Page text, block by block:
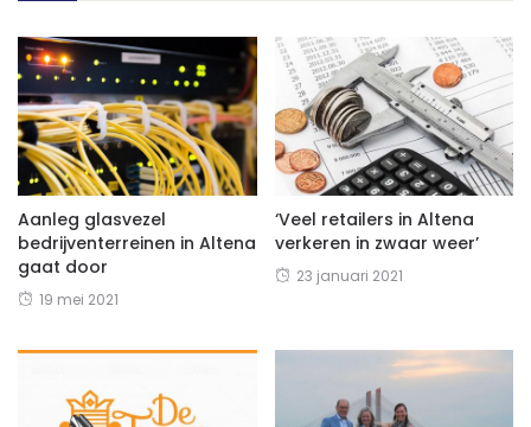
Aanleg glasvezel
bedrijventerreinen in Altena
gaat door
19 mei 2021
‘Veel retailers in Altena
verkeren in zwaar weer’
23 januari 2021